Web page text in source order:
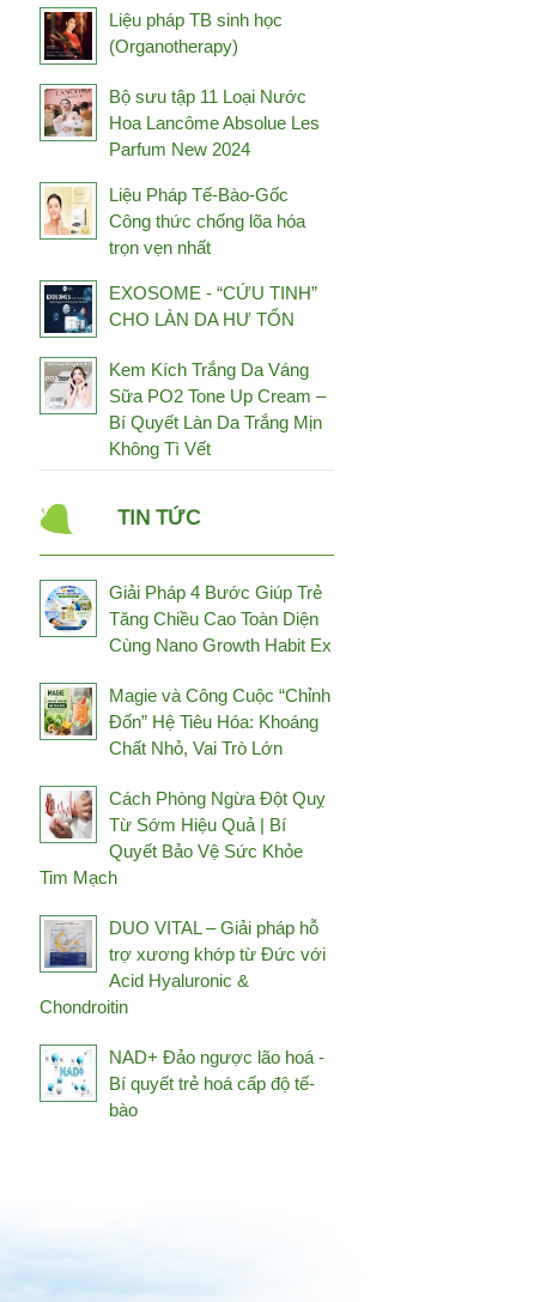
Đông trùng hạ thảo
Bhutan
Đông trùng hạ thảo Tây
Tạng
Fine Japan
Frezyderm
Fucoidan Umi
Fuji Health
Fujina
GCell
Genki Fami
Genosys
Germaine De Capuccini
Gold Elements
Grammer-Revit
Healthy Beauty
Heliocare
Higo Global
Hineko
HL Always Active
Hokoen
Holistic Way
HSIN HAI
Hush & Hush
iS Clinical
Janssen
Jean D’Arcel
Jkendai Japan
JpanWell
Kanehide Bio
La Prairie
Liệu pháp TB sinh học
(Organotherapy)
Bộ sưu tập 11 Loại Nước
Hoa Lancôme Absolue Les
Parfum New 2024
Liệu Pháp Tế-Bào-Gốc
Công thức chống lõa hóa
trọn vẹn nhất
EXOSOME - “CỨU TINH”
CHO LÀN DA HƯ TỔN
Kem Kích Trắng Da Váng
Sữa PO2 Tone Up Cream –
Bí Quyết Làn Da Trắng Mịn
Không Tì Vết
TIN TỨC
Giải Pháp 4 Bước Giúp Trẻ
Tăng Chiều Cao Toàn Diện
Cùng Nano Growth Habit Ex
Magie và Công Cuộc “Chỉnh
Đốn” Hệ Tiêu Hóa: Khoáng
Chất Nhỏ, Vai Trò Lớn
Cách Phòng Ngừa Đột Quỵ
Từ Sớm Hiệu Quả | Bí
Quyết Bảo Vệ Sức Khỏe
Tim Mạch
DUO VITAL – Giải pháp hỗ
trợ xương khớp từ Đức với
Acid Hyaluronic &
Chondroitin
NAD+ Đảo ngược lão hoá -
Bí quyết trẻ hoá cấp độ tế-
bào